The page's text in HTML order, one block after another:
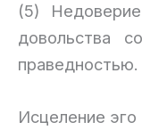
(5)
довольства
праведностью.
Исцеление эго